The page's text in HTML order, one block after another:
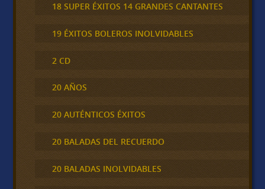
18 SUPER ÉXITOS 14 GRANDES CANTANTES
19 ÉXITOS BOLEROS INOLVIDABLES
2 CD
20 AÑOS
20 AUTÉNTICOS ÉXITOS
20 BALADAS DEL RECUERDO
20 BALADAS INOLVIDABLES